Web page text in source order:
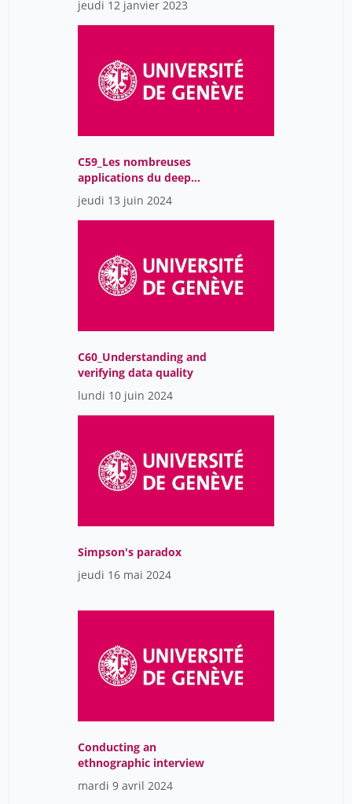
jeudi 12 janvier 2023
C59_Les nombreuses
applications du deep
learning
jeudi 13 juin 2024
C60_Understanding and
verifying data quality
lundi 10 juin 2024
Simpson's paradox
jeudi 16 mai 2024
Conducting an
ethnographic interview
mardi 9 avril 2024